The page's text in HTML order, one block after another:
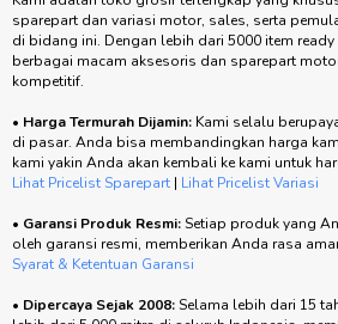
>= 3 @ Rp. 41.600
>= 6 @ Rp. 40.500
Stok Tersedia
>= 3 @
>= 6
Asian Accessory - Partner Terpercaya untuk
Motor, Sales & Pemula
Kami adalah toko grosir terlengkap yang
sparepart dan variasi motor, sales, serta
di bidang ini. Dengan lebih dari 5000 item
berbagai macam aksesoris dan sparepart